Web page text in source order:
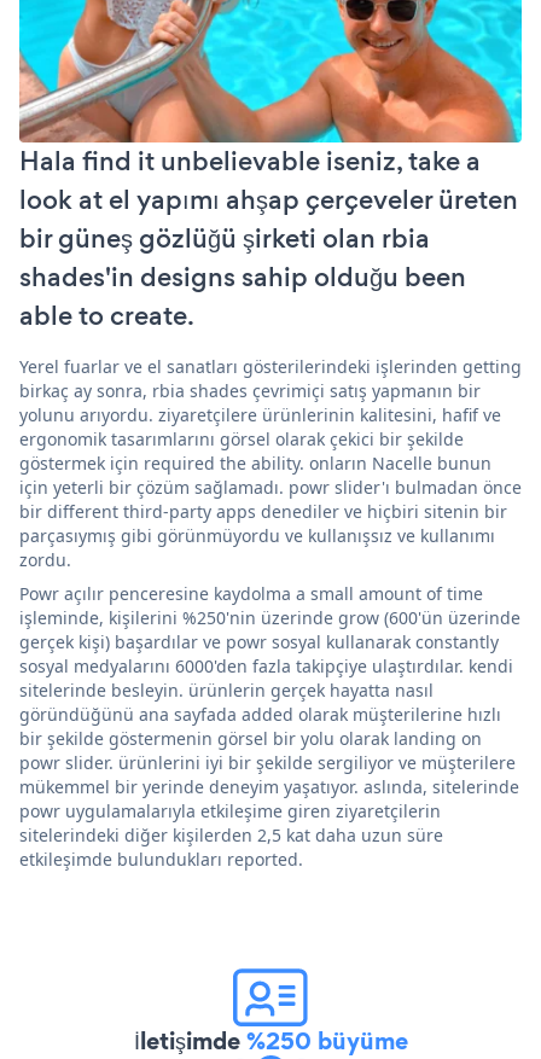
Hala find it unbelievable iseniz, take a
look at el yapımı ahşap çerçeveler üreten
bir güneş gözlüğü şirketi olan rbia
shades'in designs sahip olduğu been
able to create.
Yerel fuarlar ve el sanatları gösterilerindeki işlerinden getting
birkaç ay sonra, rbia shades çevrimiçi satış yapmanın bir
yolunu arıyordu. ziyaretçilere ürünlerinin kalitesini, hafif ve
ergonomik tasarımlarını görsel olarak çekici bir şekilde
göstermek için required the ability. onların Nacelle bunun
için yeterli bir çözüm sağlamadı. powr slider'ı bulmadan önce
bir different third-party apps denediler ve hiçbiri sitenin bir
parçasıymış gibi görünmüyordu ve kullanışsız ve kullanımı
zordu.
Powr açılır penceresine kaydolma a small amount of time
işleminde, kişilerini %250'nin üzerinde grow (600'ün üzerinde
gerçek kişi) başardılar ve powr sosyal kullanarak constantly
sosyal medyalarını 6000'den fazla takipçiye ulaştırdılar. kendi
sitelerinde besleyin. ürünlerin gerçek hayatta nasıl
göründüğünü ana sayfada added olarak müşterilerine hızlı
bir şekilde göstermenin görsel bir yolu olarak landing on
powr slider. ürünlerini iyi bir şekilde sergiliyor ve müşterilere
mükemmel bir yerinde deneyim yaşatıyor. aslında, sitelerinde
powr uygulamalarıyla etkileşime giren ziyaretçilerin
sitelerindeki diğer kişilerden 2,5 kat daha uzun süre
etkileşimde bulundukları reported.
İletişimde%250 büyüme